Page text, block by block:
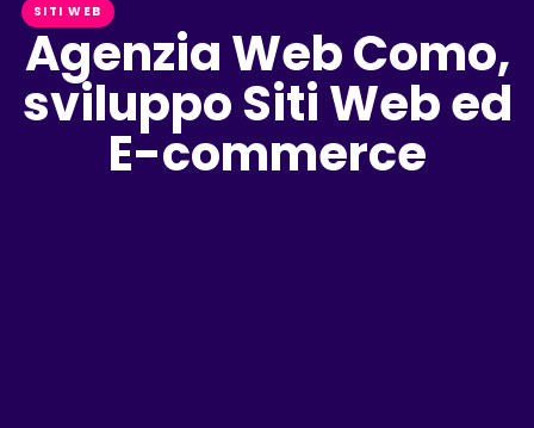
SITI WEB
Agenzia Web Como,
sviluppo Siti Web ed
E-commerce